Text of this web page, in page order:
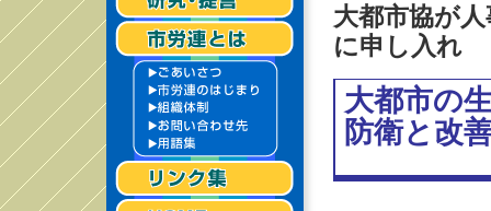
大都市協が
に申し入れ
大都市の
防衛と改